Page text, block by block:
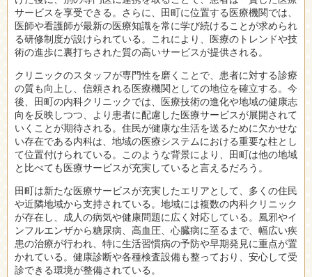
サービスを享受できる。さらに、田町に位置する医療機関では、
医師や看護師が最新の医療知識を常に学び続けることが求められ
る研修制度が設けられている。これにより、医療のトレンドや技
術の進歩に裏打ちされた質の高いサービスが提供される。
クリニックのスタッフが専門性を磨くことで、患者に対する診療
の質も向上し、信頼される医療機関としての地位を確立する。今
後、田町の内科クリニックでは、医療技術の進化や地域の健康志
向を反映しつつ、より患者に配慮した医療サービスが展開されて
いくことが期待される。住民が健康な生活を送るために欠かせな
い存在である内科は、地域の医療システムにおける重要な柱とし
て位置付けられている。このような背景により、田町は他の地域
と比べても医療サービスが充実していると言えるだろう。
田町は新たな医療サービスが充実したエリアとして、多くの住民
や近隣地域から支持されている。地域には複数の内科クリニック
が存在し、成人の病気や健康問題に広く対応している。風邪やイ
ンフルエンザから糖尿病、高血圧、心臓病に至るまで、幅広い疾
患の治療が行われ、特に生活習慣病の予防や早期発見に重点が置
かれている。健康診断や各種検査設備も整っており、安心して受
診できる環境が整備されている。